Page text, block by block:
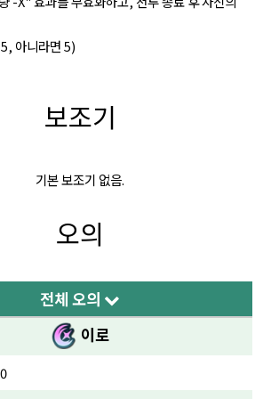
아니라면 5)
보조기
기본 보조기 없음.
오의
전체 오의
이로